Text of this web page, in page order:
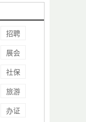
招聘
展会
社保
旅游
办证